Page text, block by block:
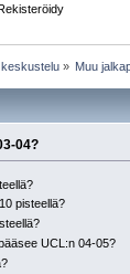
keskustelu» Muu
04?
pisteellä?
UCL:n 04-05?